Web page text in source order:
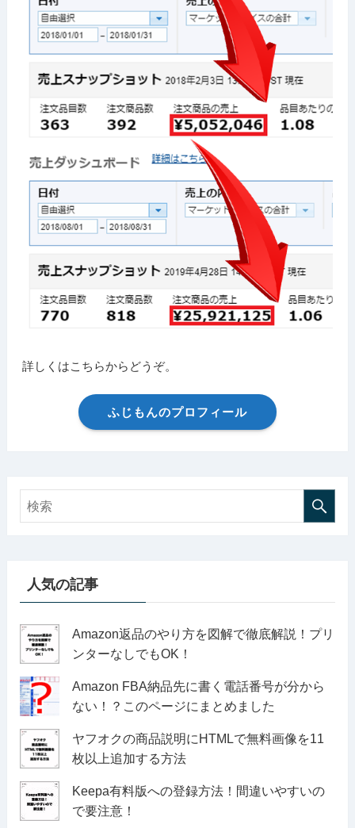
詳しくはこちらからどうぞ。
ふじもんのプロフィール
人気の記事
Amazon返品のやり方を図解で徹底解説！プリ
ンターなしでもOK！
Amazon FBA納品先に書く電話番号が分から
ない！？このページにまとめました
ヤフオクの商品説明にHTMLで無料画像を11
枚以上追加する方法
Keepa有料版への登録方法！間違いやすいの
で要注意！